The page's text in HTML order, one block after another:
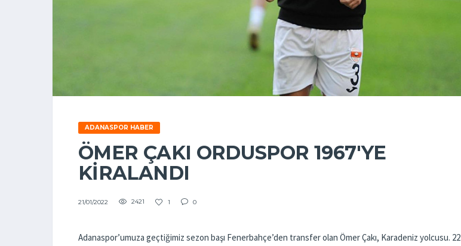
ADANASPOR HABER
ÖMER ÇAKI ORDUSPOR 1967'YE
KİRALANDI
21/01/2022 2421 1 0
Adanaspor’umuza geçtiğimiz sezon başı Fenerbahçe’den transfer olan Ömer Çakı, Karadeniz yolcusu. 22